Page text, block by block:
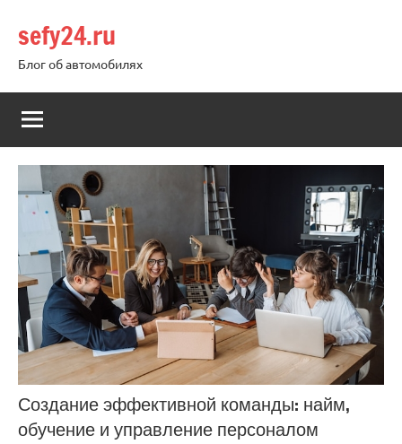
содержимому
sefy24.ru
Блог об автомобилях
Создание эффективной команды: найм,
обучение и управление персоналом